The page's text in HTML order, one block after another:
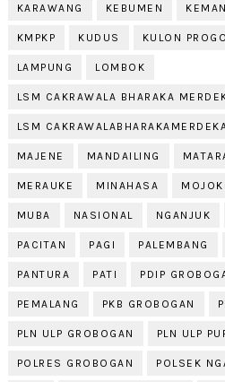
KARAWANG KEBUMEN
KMPKP KUDUS KULON PROGO
LAMPUNG LOMBOK
LSM CAKRAWALA BHARAKA
LSM
MAJENE MANDAILING
MERAUKE MINAHASA
MUBA NASIONAL NGANJUK
PACITAN PAGI PALEMBANG
PANTURA PATI PDIP
PEMALANG PKB GROBOGAN
PLN ULP GROBOGAN PLN ULP
POLRES GROBOGAN POLSEK